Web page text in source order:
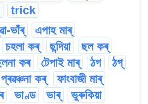
trick
ভাঁৰ্
এপাহ মাৰ্
চহলা কৰ্ ছন্দিয়া
ছল কৰ্
কৰ টেপাই মাৰ্ ঠগ
ঠগ্
প্ৰৱঞ্চনা কৰ্
ফাংবাজী মাৰ্
ভাণ্ড ভাৰ্ ভুৰুকিয়া